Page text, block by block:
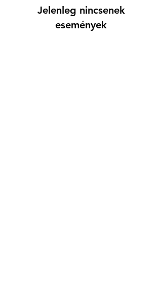
Jelenleg nincsenek
események